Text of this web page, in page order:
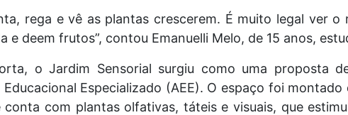
rega e vê as plantas crescerem. É muito legal ver o
e deem frutos”, contou Emanuelli Melo, de 15 anos,
o Jardim Sensorial surgiu como uma proposta
Especializado (AEE). O espaço foi
conta com plantas olfativas, táteis e visuais, que